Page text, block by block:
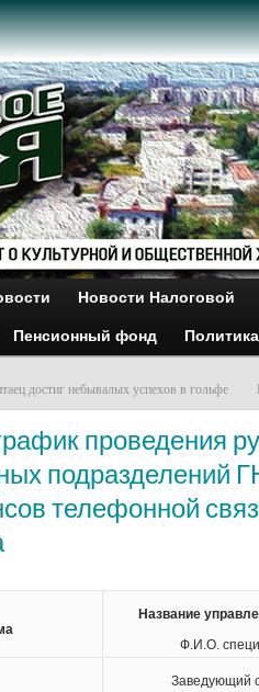
Новости Налоговой
Пенсионный фонд Политика
достиг небывалых успехов в гольфе
проведения
подразделений
телефонной
Название
Ф.И.О.
Заведующий